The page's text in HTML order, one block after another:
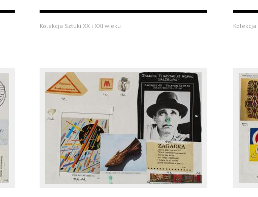
Kolekcja Sztuki XX i XXI wieku Kolekcja